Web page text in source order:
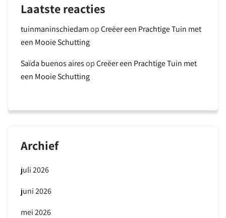
Laatste reacties
tuinmaninschiedamopCreëer een Prachtige Tuin met
een Mooie Schutting
Saïda buenos airesopCreëer een Prachtige Tuin met
een Mooie Schutting
Archief
juli 2026
juni 2026
mei 2026